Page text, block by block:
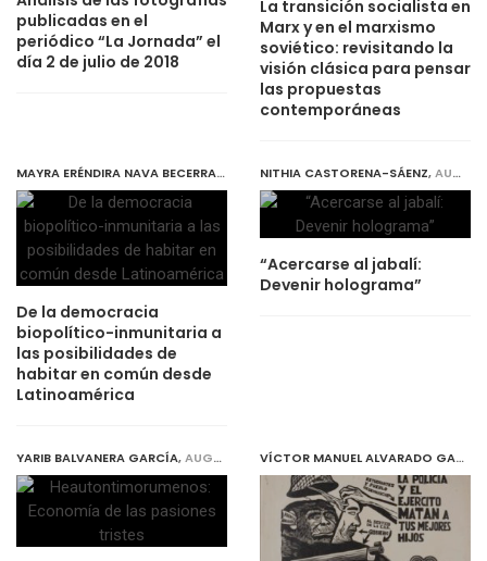
publicadas en el
periódico “La Jornada” el
día 2 de julio de 2018
La transición socialista en
Marx y en el marxismo
soviético: revisitando la
visión clásica para pensar
las propuestas
contemporáneas
MAYRA ERÉNDIRA NAVA BECERRA
,JULY 31, 2019
De la democracia
biopolítico-inmunitaria a
las posibilidades de
habitar en común desde
Latinoamérica
NITHIA CASTORENA-SÁENZ,AUGUST 1, 2019
“Acercarse al jabalí:
Devenir holograma”
YARIB BALVANERA GARCÍA,AUGUST 1, 2019 VÍCTOR MANUEL ALVARADO GARCÍA